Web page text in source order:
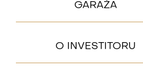
GARAŽA
O INVESTITORU